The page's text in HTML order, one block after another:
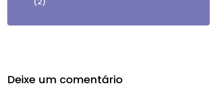
Deixe um comentário